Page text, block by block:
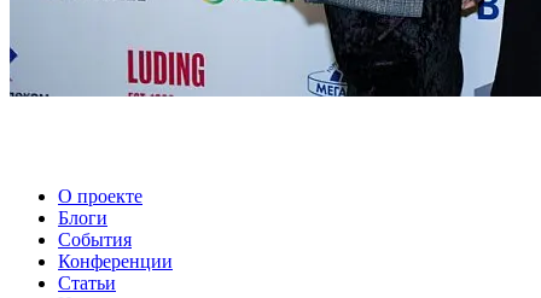
О проекте
Блоги
События
Конференции
Статьи